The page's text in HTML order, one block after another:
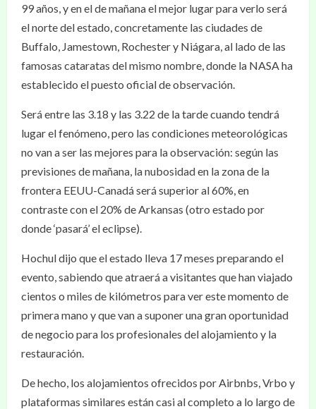
99 años, y en el de mañana el mejor lugar para verlo será
el norte del estado, concretamente las ciudades de
Buffalo, Jamestown, Rochester y Niágara, al lado de las
famosas cataratas del mismo nombre, donde la NASA ha
establecido el puesto oficial de observación.
Será entre las 3.18 y las 3.22 de la tarde cuando tendrá
lugar el fenómeno, pero las condiciones meteorológicas
no van a ser las mejores para la observación: según las
previsiones de mañana, la nubosidad en la zona de la
frontera EEUU-Canadá será superior al 60%, en
contraste con el 20% de Arkansas (otro estado por
donde ‘pasará’ el eclipse).
Hochul dijo que el estado lleva 17 meses preparando el
evento, sabiendo que atraerá a visitantes que han viajado
cientos o miles de kilómetros para ver este momento de
primera mano y que van a suponer una gran oportunidad
de negocio para los profesionales del alojamiento y la
restauración.
De hecho, los alojamientos ofrecidos por Airbnbs, Vrbo y
plataformas similares están casi al completo a lo largo de